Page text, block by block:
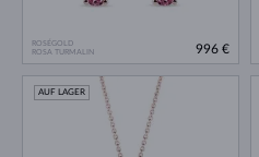
ROSÉGOLD
ROSA TURMALIN
996 €
AUF LAGER